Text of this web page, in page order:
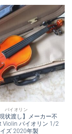
バイオリン
状渡し】メーカー不
Violin バイオリン 1/2
ズ 2020年製